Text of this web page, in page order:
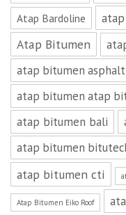
Atap Bardoline
Atap Bitumen
atap bitumen asphalt
atap bitumen atap
atap bitumen bali
atap bitumen
atap bitumen cti
Atap Bitumen Eiko Roof